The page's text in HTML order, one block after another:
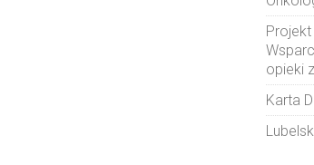
opieki
Karta